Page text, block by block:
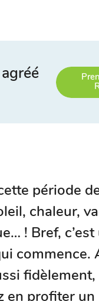
période
chaleur,
! Bref,
commence.
en profiter